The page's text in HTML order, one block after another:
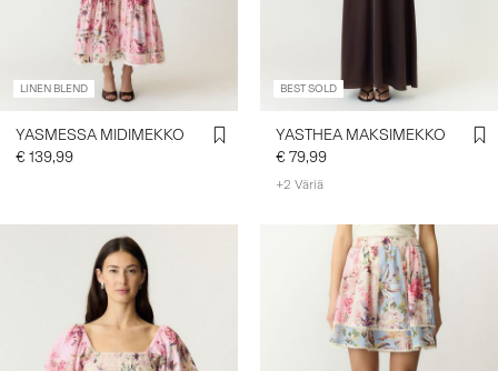
LINEN BLEND
YASMESSA MIDIMEKKO
€ 139,99
BEST SOLD
YASTHEA MAKSIMEKKO
€ 79,99
+2 Väriä